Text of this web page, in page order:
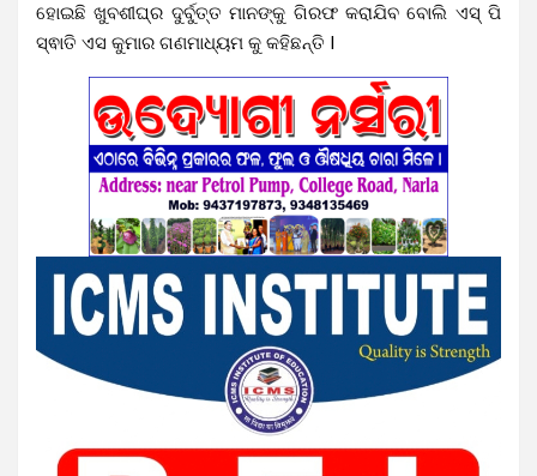
ହୋଇଛି ଖୁବଶୀଘ୍ର ଦୁର୍ବୁତ୍ତ ମାନଙ୍କୁ ଗିରଫ କରାଯିବ ବୋଲି ଏସ୍ ପି
ସ୍ଵାତି ଏସ କୁମାର ଗଣମାଧ୍ୟମ କୁ କହିଛନ୍ତି I